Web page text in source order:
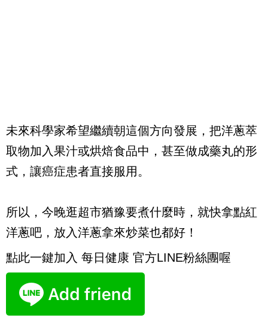
未來科學家希望繼續朝這個方向發展，把洋蔥萃
取物加入果汁或烘焙食品中，甚至做成藥丸的形
式，讓癌症患者直接服用。
所以，今晚逛超市猶豫要煮什麼時，就快拿點紅
洋蔥吧，放入洋蔥拿來炒菜也都好！
點此一鍵加入 每日健康 官方LINE粉絲團喔